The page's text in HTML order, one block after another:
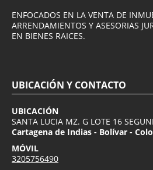
ENFOCADOS EN LA VENTA DE
ARRENDAMIENTOS Y ASESORIAS
EN BIENES RAICES.
UBICACIÓN Y CONTACTO
UBICACIÓN
SANTA LUCIA MZ. G LOTE 16
Cartagena de Indias - Bolívar -
MÓVIL
3205756490